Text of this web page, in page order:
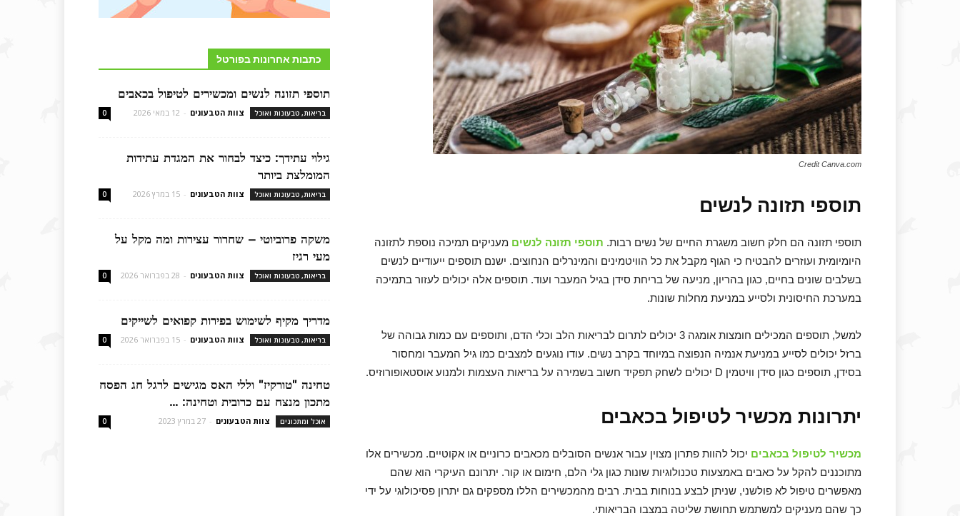
Credit Canva.com
תוספי תזונה לנשים
תוספי תזונה הם חלק חשוב משגרת החיים של נשים רבות. תוספי תזונה לנשים מעניקים תמיכה נוספת לתזונה
היומיומית ועוזרים להבטיח כי הגוף מקבל את כל הוויטמינים והמינרלים הנחוצים. ישנם תוספים ייעודיים לנשים
בשלבים שונים בחיים, כגון בהריון, מניעה של בריחת סידן בגיל המעבר ועוד. תוספים אלה יכולים לעזור בתמיכה
במערכת החיסונית ולסייע במניעת מחלות שונות.
למשל, תוספים המכילים חומצות אומגה 3 יכולים לתרום לבריאות הלב וכלי הדם, ותוספים עם כמות גבוהה של
ברזל יכולים לסייע במניעת אנמיה הנפוצה במיוחד בקרב נשים. עודו נוגעים למצבים כמו גיל המעבר ומחסור
בסידן, תוספים כגון סידן וויטמין D יכולים לשחק תפקיד חשוב בשמירה על בריאות העצמות ולמנוע אוסטאופורוזיס.
יתרונות מכשיר לטיפול בכאבים
מכשיר לטיפול בכאבים יכול להוות פתרון מצוין עבור אנשים הסובלים מכאבים כרוניים או אקוטיים. מכשירים אלו
מתוכננים להקל על כאבים באמצעות טכנולוגיות שונות כגון גלי הלם, חימום או קור. יתרונם העיקרי הוא שהם
מאפשרים טיפול לא פולשני, שניתן לבצע בנוחות בבית. רבים מהמכשירים הללו מספקים גם יתרון פסיכולוגי על ידי
כך שהם מעניקים למשתמש תחושת שליטה במצבו הבריאותי.
כתבות אחרונות בפורטל
תוספי תזונה לנשים ומכשירים לטיפול בכאבים
בריאות, טבעונות ואוכל צוות הטבעונים - 12 במאי 2026 0
גילוי עתידך: כיצד לבחור את המגדת עתידות
המומלצת ביותר
בריאות, טבעונות ואוכל צוות הטבעונים - 15 במרץ 2026 0
משקה פרוביוטי – שחרור עצירות ומה מקל על
מעי רגיז
בריאות, טבעונות ואוכל צוות הטבעונים - 28 בפברואר 2026 0
מדריך מקיף לשימוש בפירות קפואים לשייקים
בריאות, טבעונות ואוכל צוות הטבעונים - 15 בפברואר 2026 0
טחינה "טורקיז" וללי האס מגישים לרגל חג הפסח
מתכון מנצח עם כרובית וטחינה: ...
אוכל ומתכונים צוות הטבעונים - 27 במרץ 2023 0